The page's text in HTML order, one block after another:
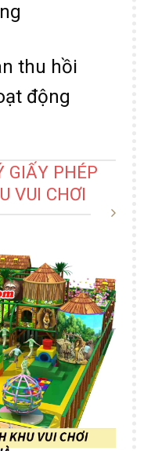
thu hồi
động
GIẤY PHÉP
VUI CHƠI